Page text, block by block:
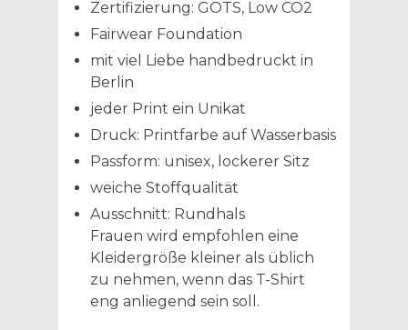
Zertifizierung: GOTS, Low CO2
Fairwear Foundation
mit viel Liebe handbedruckt in
Berlin
jeder Print ein Unikat
Druck: Printfarbe auf Wasserbasis
Passform: unisex, lockerer Sitz
weiche Stoffqualität
Ausschnitt: Rundhals
Frauen wird empfohlen eine
Kleidergröße kleiner als üblich
zu nehmen, wenn das T-Shirt
eng anliegend sein soll.